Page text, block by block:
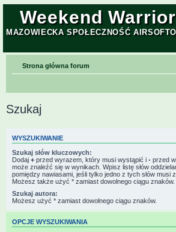
Weekend
MAZOWIECKA SPOŁECZNOŚĆ
Strona główna forum
Szukaj
WYSZUKIWANIE
Szukaj słów kluczowych:
Dodaj + przed wyrazem, który musi wystąpić i - przed
może znaleźć się w wynikach. Wpisz listę słów
pomiędzy nawiasami, jeśli tylko jedno z tych słów musi
Możesz także użyć * zamiast dowolnego ciągu znaków.
Szukaj autora:
Możesz użyć * zamiast dowolnego ciągu znaków.
OPCJE WYSZUKIWANIA